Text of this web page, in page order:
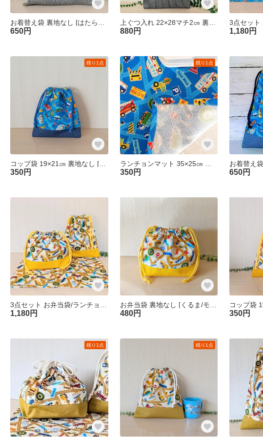
お着替え袋 裏地なし [はたらく車/アイボリー] 26×30㎝ 車 体操服入れ 巾着袋 入園準備 幼稚園 保育園 男の子
650円
上ぐつ入れ 22×28マチ2㎝ 裏地付き [はたらく車/アイボリー] 車 上履き入れ 巾着袋 入園準備 幼稚園 保育園 男の子
880円 1,180円
残り1点
コップ袋 19×21㎝ 裏地なし [くるま青] 車 コップ入れ 巾着袋 入園準備 幼稚園 保育園 男の子
350円
残り1点
350円 650円
1,180円 480円 350円
残り1点 残り1点